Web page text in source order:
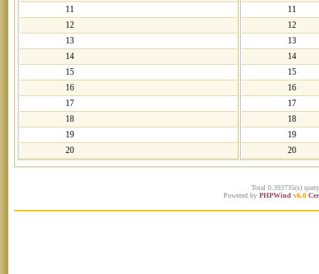
11
12
13
14
15
16
17
18
19
20
11
12
13
14
15
16
17
18
19
20
Total 0.393735(s)
Powered by PHPWind v6.0